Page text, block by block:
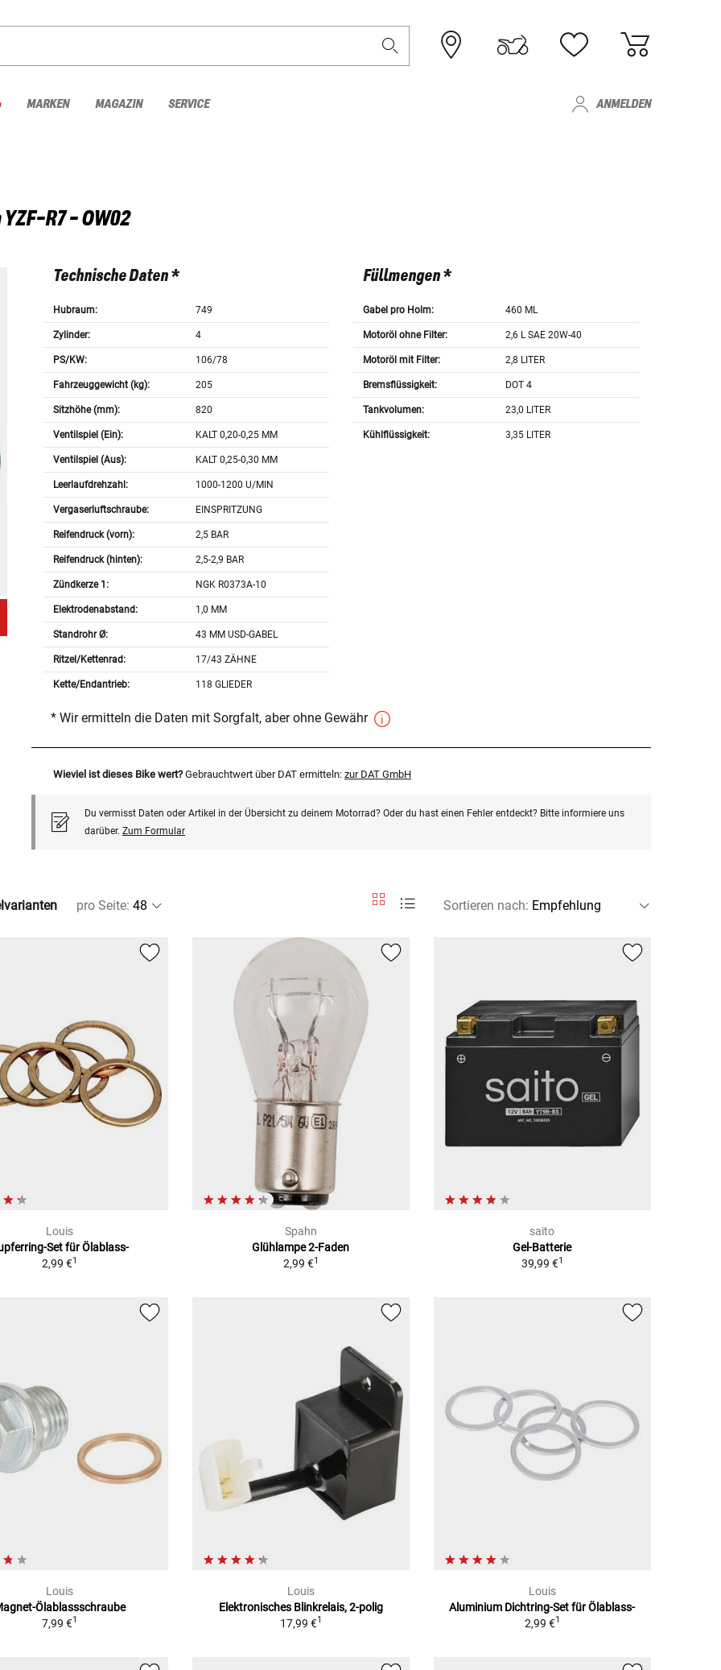
MARKEN MAGAZIN SERVICE ANMELDEN
YZF-R7 - OW02
Technische Daten *
Hubraum: 749
Zylinder: 4
PS/KW: 106/78
Fahrzeuggewicht (kg): 205
Sitzhöhe (mm): 820
Ventilspiel (Ein): KALT 0,20-0,25 MM
Ventilspiel (Aus): KALT 0,25-0,30 MM
Leerlaufdrehzahl: 1000-1200 U/MIN
Vergaserluftschraube: EINSPRITZUNG
Reifendruck (vorn): 2,5 BAR
Reifendruck (hinten): 2,5-2,9 BAR
Zündkerze 1: NGK R0373A-10
Elektrodenabstand: 1,0 MM
Standrohr Ø: 43 MM USD-GABEL
Ritzel/Kettenrad: 17/43 ZÄHNE
Kette/Endantrieb: 118 GLIEDER
Füllmengen *
Gabel pro Holm: 460 ML
Motoröl ohne Filter: 2,6 L SAE 20W-40
Motoröl mit Filter: 2,8 LITER
Bremsflüssigkeit: DOT 4
Tankvolumen: 23,0 LITER
Kühlflüssigkeit: 3,35 LITER
* Wir ermitteln die Daten mit Sorgfalt, aber ohne Gewähr
Wieviel ist dieses Bike wert? Gebrauchtwert über DAT ermitteln: zur DAT GmbH
Du vermisst Daten oder Artikel in der Übersicht zu deinem Motorrad? Oder du hast einen Fehler entdeckt? Bitte informiere uns
darüber. Zum Formular
pro Seite: Sortieren nach:
Louis
Set für Ölablass-
2,99 €1
Spahn
Glühlampe 2-Faden
2,99 €1
saito
Gel-Batterie
39,99 €1
Louis
Ölablassschraube
7,99 €1
Louis
Elektronisches Blinkrelais, 2-polig
17,99 €1
Louis
Aluminium Dichtring-Set für Ölablass-
2,99 €1